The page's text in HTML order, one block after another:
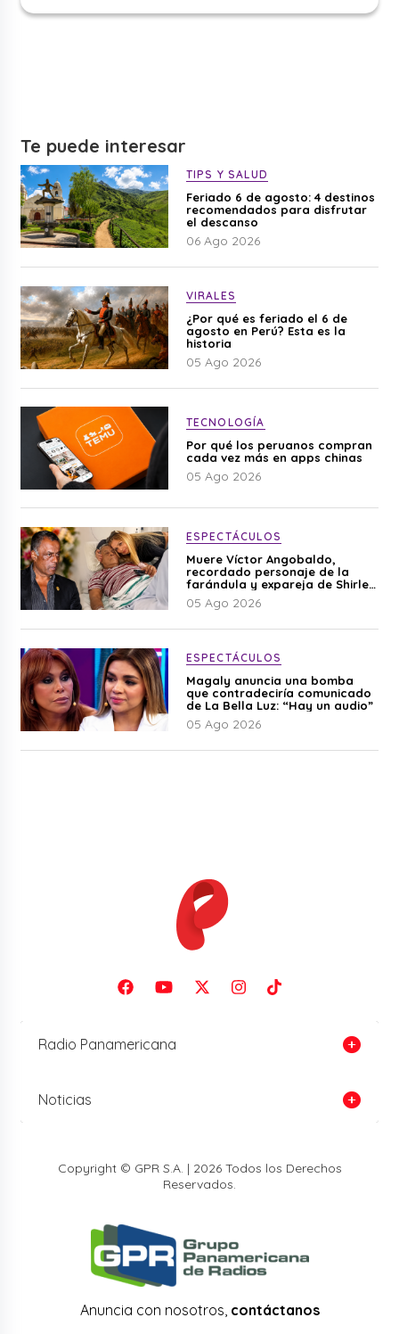
Te puede interesar
TIPS Y SALUD
Feriado 6 de agosto: 4 destinos
recomendados para disfrutar
el descanso
06 Ago 2026
VIRALES
¿Por qué es feriado el 6 de
agosto en Perú? Esta es la
historia
05 Ago 2026
TECNOLOGÍA
Por qué los peruanos compran
cada vez más en apps chinas
05 Ago 2026
ESPECTÁCULOS
Muere Víctor Angobaldo,
recordado personaje de la
farándula y expareja de Shirley
Cherres
05 Ago 2026
ESPECTÁCULOS
Magaly anuncia una bomba
que contradeciría comunicado
de La Bella Luz: “Hay un audio”
05 Ago 2026
Radio Panamericana
Noticias
Copyright © GPR S.A. | 2026 Todos los Derechos
Reservados.
Anuncia con nosotros, contáctanos